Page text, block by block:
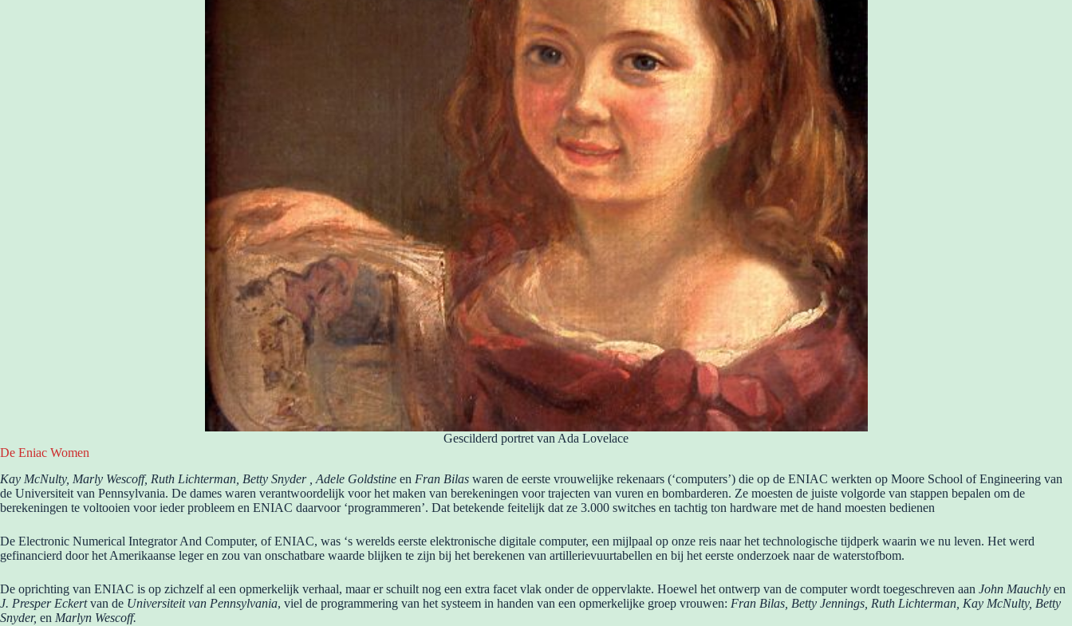
Gescilderd portret van Ada Lovelace
De Eniac Women
Kay McNulty, Marly Wescoff, Ruth Lichterman, Betty Snyder , Adele Goldstine en Fran Bilas waren de eerste vrouwelijke rekenaars (‘computers’) die op de ENIAC werkten op Moore School of Engineering van
de Universiteit van Pennsylvania. De dames waren verantwoordelijk voor het maken van berekeningen voor trajecten van vuren en bombarderen. Ze moesten de juiste volgorde van stappen bepalen om de
berekeningen te voltooien voor ieder probleem en ENIAC daarvoor ‘programmeren’. Dat betekende feitelijk dat ze 3.000 switches en tachtig ton hardware met de hand moesten bedienen
De Electronic Numerical Integrator And Computer, of ENIAC, was ‘s werelds eerste elektronische digitale computer, een mijlpaal op onze reis naar het technologische tijdperk waarin we nu leven. Het werd
gefinancierd door het Amerikaanse leger en zou van onschatbare waarde blijken te zijn bij het berekenen van artillerievuurtabellen en bij het eerste onderzoek naar de waterstofbom.
De oprichting van ENIAC is op zichzelf al een opmerkelijk verhaal, maar er schuilt nog een extra facet vlak onder de oppervlakte. Hoewel het ontwerp van de computer wordt toegeschreven aan John Mauchly en
J. Presper Eckertvan de Universiteit van Pennsylvania, viel de programmering van het systeem in handen van een opmerkelijke groep vrouwen: Fran Bilas, Betty Jennings, Ruth Lichterman, Kay McNulty, Betty
Snyder, en Marlyn Wescoff.